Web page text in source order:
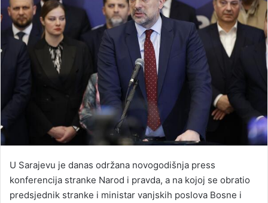
U Sarajevu je danas održana novogodišnja press
konferencija stranke Narod i pravda, a na kojoj se obratio
predsjednik stranke i ministar vanjskih poslova Bosne i